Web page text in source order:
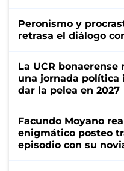
Peronismo y
retrasa el diálogo
La UCR bonaerense
una jornada política
dar la pelea en 2027
Facundo Moyano
enigmático posteo
episodio con su